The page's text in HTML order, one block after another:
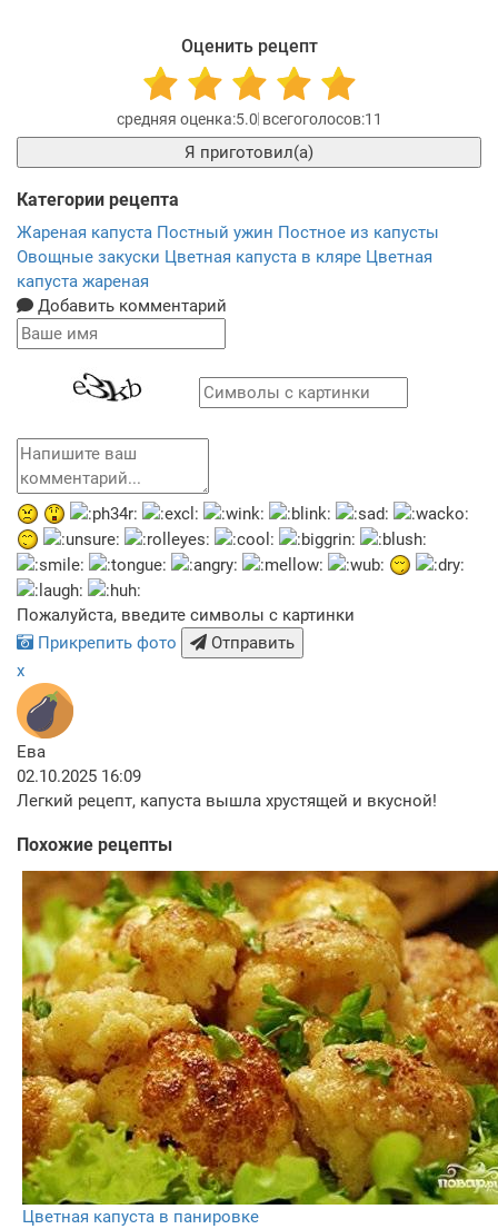
Оценить рецепт
5.0 11
Я приготовил(а)
Категории рецепта
Жареная капуста Постный ужин Постное из капусты
Овощные закуски Цветная капуста в кляре Цветная
капуста жареная
Добавить комментарий
Пожалуйста, введите символы с картинки
Прикрепить фото
Отправить
x
Ева
02.10.2025 16:09
Легкий рецепт, капуста вышла хрустящей и вкусной!
Похожие рецепты
Цветная капуста в панировке